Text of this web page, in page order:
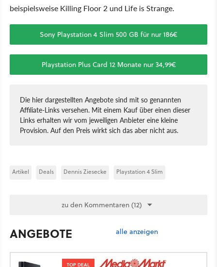
beispielsweise Killing Floor 2 und Life is Strange.
Sony Playstation 4 Slim 500 GB für nur 186€
Playstation Plus Card 12 Monate nur 34,99€
Die hier dargestellten Angebote sind mit so genannten
Affiliate-Links versehen. Mit einem Kauf über einen dieser
Links erhalten wir vom jeweiligen Anbieter eine kleine
Provision. Auf den Preis wirkt sich das aber nicht aus.
Artikel Deals Dennis Ziesecke Playstation 4 Slim
zu den Kommentaren (12)
ANGEBOTE alle anzeigen
TOP DEAL